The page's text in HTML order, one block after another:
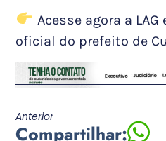
Acesse agora a
oficial do prefeito de
Anterior
Compartilhar: